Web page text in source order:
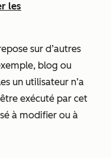
les
sur d’autres
blog ou
un utilisateur n’a
exécuté par cet
à modifier ou à